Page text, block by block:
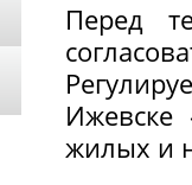
Перед
Ижевске
жилых и